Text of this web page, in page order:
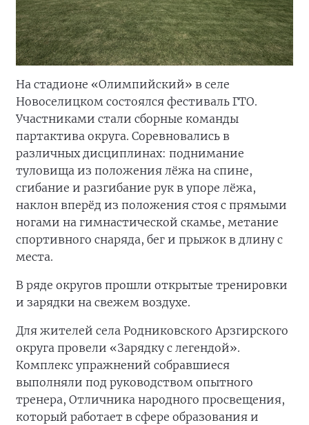
На стадионе «Олимпийский» в селе
Новоселицком состоялся фестиваль ГТО.
Участниками стали сборные команды
партактива округа. Соревновались в
различных дисциплинах: поднимание
туловища из положения лёжа на спине,
сгибание и разгибание рук в упоре лёжа,
наклон вперёд из положения стоя с прямыми
ногами на гимнастической скамье, метание
спортивного снаряда, бег и прыжок в длину с
места.
В ряде округов прошли открытые тренировки
и зарядки на свежем воздухе.
Для жителей села Родниковского Арзгирского
округа провели «Зарядку с легендой».
Комплекс упражнений собравшиеся
выполняли под руководством опытного
тренера, Отличника народного просвещения,
который работает в сфере образования и